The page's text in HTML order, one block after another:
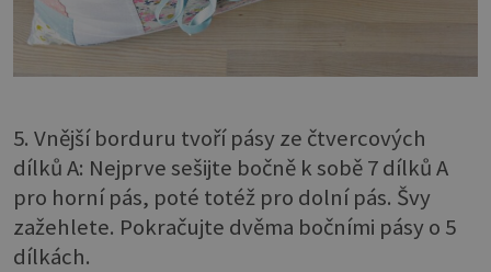
5. Vnější borduru tvoří pásy ze čtvercových
dílků A: Nejprve sešijte bočně k sobě 7 dílků A
pro horní pás, poté totéž pro dolní pás. Švy
zažehlete. Pokračujte dvěma bočními pásy o 5
dílkách.